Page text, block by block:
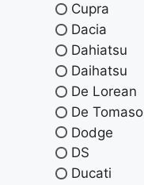
Cupra
Dacia
Dahiatsu
Daihatsu
De Lorean
De Tomaso
Dodge
DS
Ducati